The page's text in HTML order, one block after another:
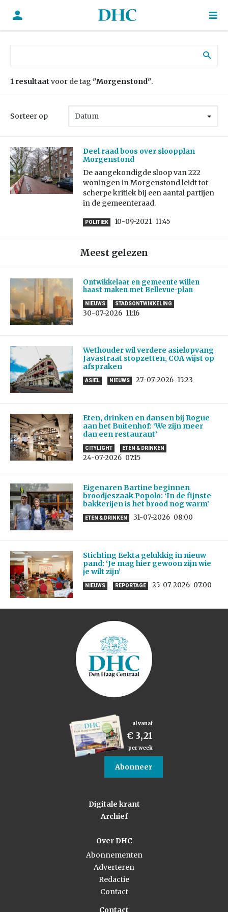
1 resultaat voor de tag "Morgenstond".
Sorteer op
Deel raad boos over sloopplan
Morgenstond
De aangekondigde sloop van 222
woningen in Morgenstond leidt tot
scherpe kritiek bij een aantal partijen
in de gemeenteraad.
POLITIEK 10-09-2021 11:45
Meest gelezen
Ontwikkelaar en gemeente willen
haast maken met Bellevue-plan
NIEUWS STADSONTWIKKELING
30-07-2026 11:16
Wethouder wil verdere asielopvang
Javastraat stopzetten, COA wijst op
afspraken
ASIEL NIEUWS 27-07-2026 15:23
Eten, drinken en dansen bij Rogue
aan het Buitenhof: ‘We zijn meer
dan een restaurant’
CITYLIGHT ETEN & DRINKEN
24-07-2026 07:15
Eigenaren Bartine beginnen
broodjeszaak Popolo: ‘In de fijnste
bakkerijen is het brood nog warm’
ETEN & DRINKEN 31-07-2026 08:00
Stichting Eekta gelukkig in nieuw
pand: ‘Je mag hier gewoon zijn wie
je wilt zijn’
NIEUWS REPORTAGE 25-07-2026 07:00
al vanaf
€ 3,21
per week
Abonneer
Digitale krant
Archief
Over DHC
Abonnementen
Adverteren
Redactie
Contact
Contact